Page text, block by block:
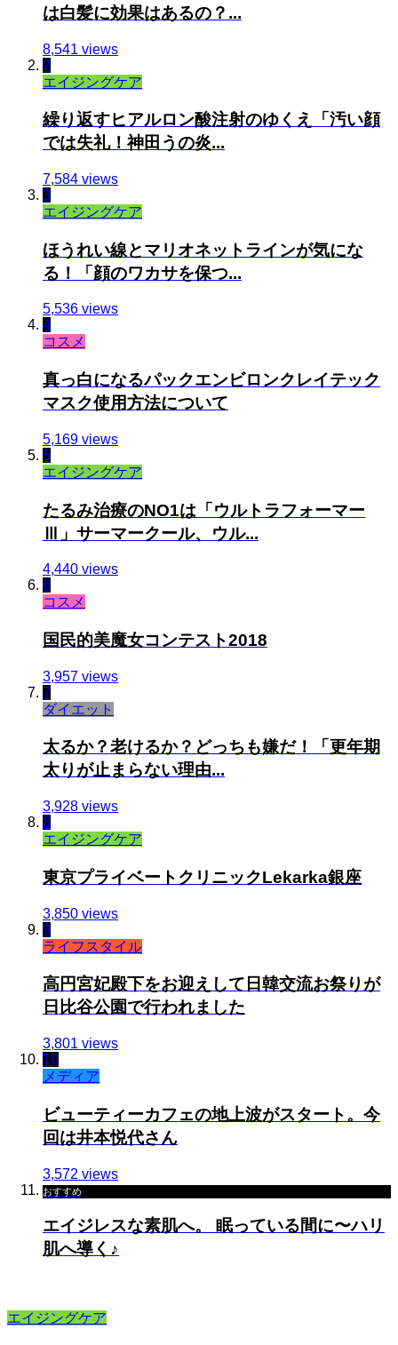
は白髪に効果はあるの？...
8,541 views
2
エイジングケア
繰り返すヒアルロン酸注射のゆくえ「汚い顔
では失礼！神田うの炎...
7,584 views
3
エイジングケア
ほうれい線とマリオネットラインが気にな
る！「顔のワカサを保つ...
5,536 views
4
コスメ
真っ白になるパックエンビロンクレイテック
マスク使用方法について
5,169 views
5
エイジングケア
たるみ治療のNO1は「ウルトラフォーマー
Ⅲ」サーマークール、ウル...
4,440 views
6
コスメ
国民的美魔女コンテスト2018
3,957 views
7
ダイエット
太るか？老けるか？どっちも嫌だ！「更年期
太りが止まらない理由...
3,928 views
8
エイジングケア
東京プライベートクリニックLekarka銀座
3,850 views
9
ライフスタイル
高円宮妃殿下をお迎えして日韓交流お祭りが
日比谷公園で行われました
3,801 views
10
メディア
ビューティーカフェの地上波がスタート。今
回は井本悦代さん
3,572 views
おすすめ
エイジレスな素肌へ。 眠っている間に〜ハリ
肌へ導く♪
エイジングケア